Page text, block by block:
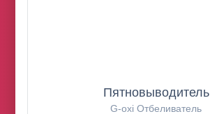
Пятновыводитель
G-oxi Отбеливатель